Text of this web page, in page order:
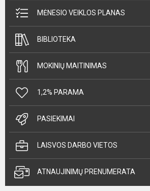
MĖNESIO VEIKLOS PLANAS
BIBLIOTEKA
MOKINIŲ MAITINIMAS
1,2% PARAMA
PASIEKIMAI
LAISVOS DARBO VIETOS
ATNAUJINIMŲ PRENUMERATA